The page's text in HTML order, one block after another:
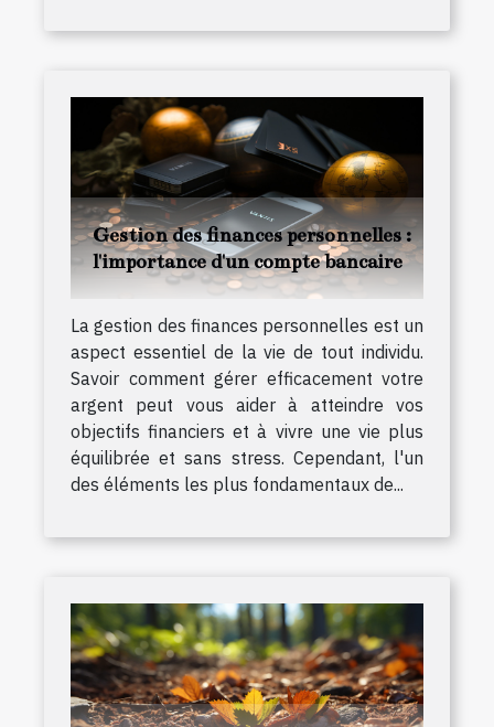
Gestion des finances personnelles :
l'importance d'un compte bancaire
La gestion des finances personnelles est un
aspect essentiel de la vie de tout individu.
Savoir comment gérer efficacement votre
argent peut vous aider à atteindre vos
objectifs financiers et à vivre une vie plus
équilibrée et sans stress. Cependant, l'un
des éléments les plus fondamentaux de...